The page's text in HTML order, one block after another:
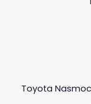
Toyota